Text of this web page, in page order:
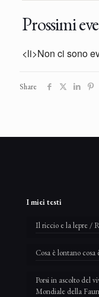
Prossimi
<li>Non ci sono
Share
I miei testi
Il riccio e la lepre /
Cosa è lontano cosa
Porsi in ascolto del
Mondiale della